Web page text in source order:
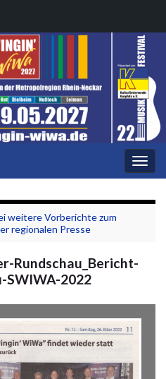
weitere Vorberichte zum
regionalen Presse
Rundschau_Bericht-
2022